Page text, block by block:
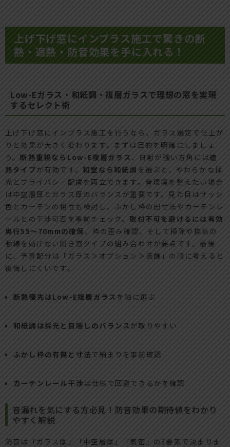
上げ下げ窓にインプラス施工で驚きの断
熱・遮熱・防音効果を手に入れる！
Low-Eガラス・和紙調・複層ガラスで理想の窓を実現
するセレクト術
上げ下げ窓にインプラス施工を行うなら、ガラス選定で仕上が
りと効果が大きく変わります。まずは目的を明確にしましょ
う。断熱重視ならLow-E複層ガラス 、日射が強い方角には遮
熱タイプが有効です。和室なら和紙調 を選ぶと、やわらかな採
光とプライバシー配慮を両立できます。音環境を整えたい場合
は中空層厚とガラス厚のバランスが重要です。見た目はサッシ
色とカーテンの相性も検討し、ふかし枠の出寸法やカーテンレ
ールとの干渉可否を事前チェック。取付不可を避けるには有効
奥行55〜70mmの確保 、枠の歪み確認、そして掃除や換気の
動線を妨げない開き窓タイプの組み合わせが要点です。最後
に、予算配分は「ガラス＞オプション＞装飾」の順に考えると
後悔しにくいです。
断熱優先はLow-E複層ガラス を軸に選ぶ
和紙調は採光と目隠しのバランス が取りやすい
ふかし枠の有無と寸法で納まりを事前確認
カーテンレール干渉は仕様で回避できるかを確認
音漏れを気にする方必見！防音効果の期待値をわかり
やすく解説
防音は「ガラス厚」「中空層厚」「気密」の3要素で決まりま